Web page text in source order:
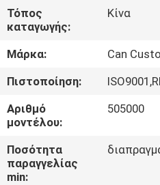
ΠΕΡΊΠΟΥ
ΕΜΕΊΣ
ΓΎΡΟΣ
ΕΡΓΟΣΤΑΣΊΩΝ
ΠΟΙΟΤΙΚΌΣ
ΈΛΕΓΧΟΣ
Τόπος
καταγωγής:
Κίνα
Μάρκα:
Can
Πιστοποίηση:
Αριθμό
μοντέλου:
505000
Ποσότητα
παραγγελίας
min: